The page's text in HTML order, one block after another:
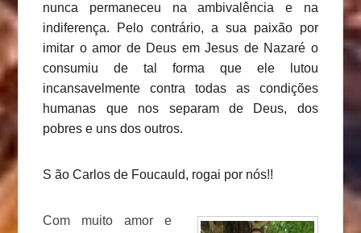
nunca permaneceu na ambivalência e na
indiferença. Pelo contrário, a sua paixão por
imitar o amor de Deus em Jesus de Nazaré o
consumiu de tal forma que ele lutou
incansavelmente contra todas as condições
humanas que nos separam de Deus, dos
pobres e uns dos outros.
S ão Carlos de Foucauld, rogai por nós!!
Com muito amor e